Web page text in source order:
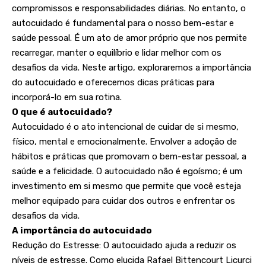
compromissos e responsabilidades diárias. No entanto, o
autocuidado é fundamental para o nosso bem-estar e
saúde pessoal. É um ato de amor próprio que nos permite
recarregar, manter o equilíbrio e lidar melhor com os
desafios da vida. Neste artigo, exploraremos a importância
do autocuidado e oferecemos dicas práticas para
incorporá-lo em sua rotina.
O que é autocuidado?
Autocuidado é o ato intencional de cuidar de si mesmo,
físico, mental e emocionalmente. Envolver a adoção de
hábitos e práticas que promovam o bem-estar pessoal, a
saúde e a felicidade. O autocuidado não é egoísmo; é um
investimento em si mesmo que permite que você esteja
melhor equipado para cuidar dos outros e enfrentar os
desafios da vida.
A importância do autocuidado
Redução do Estresse: O autocuidado ajuda a reduzir os
níveis de estresse. Como elucida Rafael Bittencourt Licurci